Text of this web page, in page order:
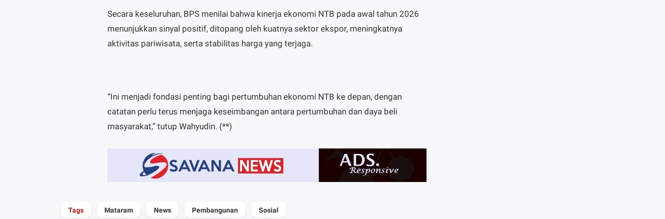
Secara keseluruhan, BPS menilai bahwa kinerja ekonomi NTB pada awal tahun 2026
menunjukkan sinyal positif, ditopang oleh kuatnya sektor ekspor, meningkatnya
aktivitas pariwisata, serta stabilitas harga yang terjaga.
“Ini menjadi fondasi penting bagi pertumbuhan ekonomi NTB ke depan, dengan
catatan perlu terus menjaga keseimbangan antara pertumbuhan dan daya beli
masyarakat,” tutup Wahyudin. (**)
Tags Mataram News Pembangunan Sosial